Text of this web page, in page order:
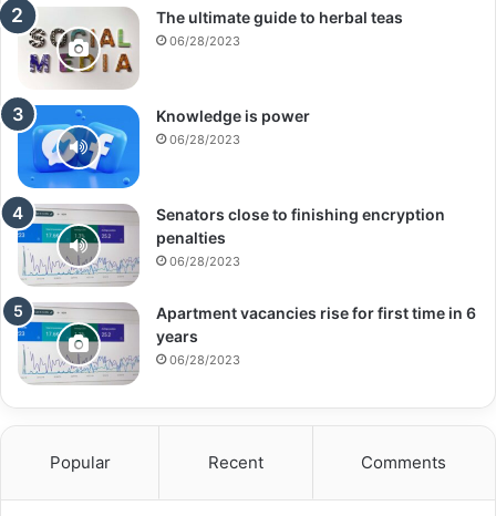
The ultimate guide to herbal teas
06/28/2023
Knowledge is power
06/28/2023
Senators close to finishing encryption
penalties
06/28/2023
Apartment vacancies rise for first time in 6
years
06/28/2023
Popular Recent Comments